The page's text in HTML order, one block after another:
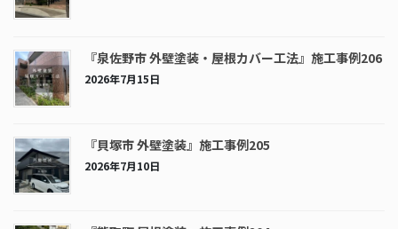
『泉佐野市 外壁塗装・屋根カバー工法』施工事例206
2026年7月15日
『貝塚市 外壁塗装』施工事例205
2026年7月10日